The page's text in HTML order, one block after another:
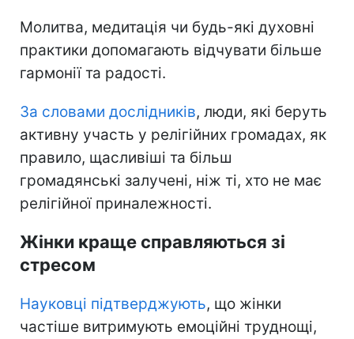
Молитва, медитація чи будь-які духовні
практики допомагають відчувати більше
гармонії та радості.
За словами дослідників, люди, які беруть
активну участь у релігійних громадах, як
правило, щасливіші та більш
громадянські залучені, ніж ті, хто не має
релігійної приналежності.
Жінки краще справляються зі
стресом
Науковці підтверджують, що жінки
частіше витримують емоційні труднощі,